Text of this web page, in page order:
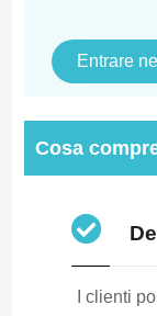
Entrare
Cosa
I clienti